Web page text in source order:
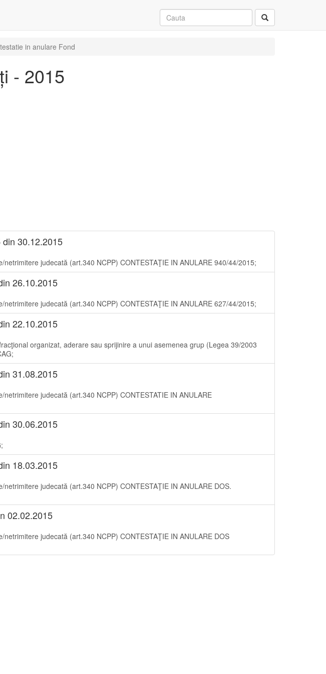
in anulare Fond
- 2015
30.12.2015
judecată (art.340 NCPP) CONTESTAŢIE IN ANULARE 940/44/2015;
26.10.2015
judecată (art.340 NCPP) CONTESTAŢIE IN ANULARE 627/44/2015;
22.10.2015
organizat, aderare sau sprijinire a unui asemenea grup (Legea 39/2003
31.08.2015
judecată (art.340 NCPP) CONTESTATIE IN ANULARE
30.06.2015
18.03.2015
judecată (art.340 NCPP) CONTESTAŢIE IN ANULARE DOS.
02.02.2015
judecată (art.340 NCPP) CONTESTAŢIE IN ANULARE DOS